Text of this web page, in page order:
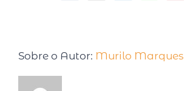
Sobre o Autor: Murilo Marques